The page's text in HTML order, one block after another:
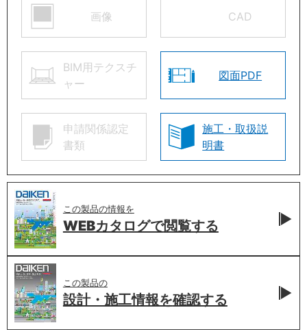
画像 CAD
BIM用テクスチ
ャー
図面PDF
申請関係認定
書類
施工・取扱説
明書
この製品の情報を
WEBカタログで閲覧する
この製品の
設計・施工情報を確認する